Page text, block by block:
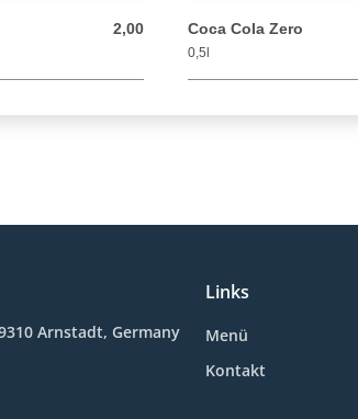
2,00
2,00 EUR
Coca Cola Zero
0,5l
Arnstadt, Germany
Links
Menü
Kontakt